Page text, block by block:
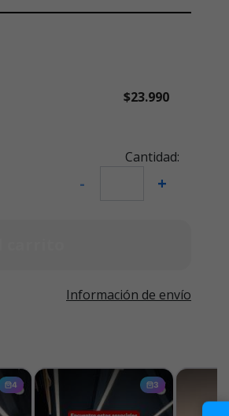
$23.990
Cantidad:
- +
Información de envío